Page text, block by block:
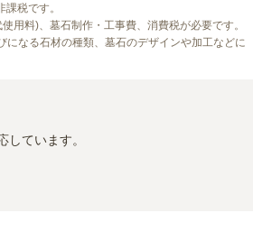
税です。
用料)、墓石制作・工事費、消費税が必要です。
になる石材の種類、墓石のデザインや加工などに
しています。